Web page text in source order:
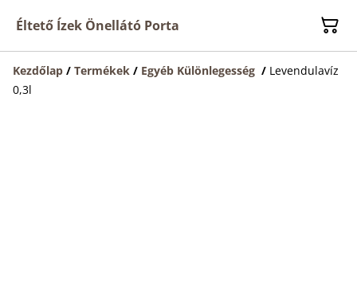
Éltető Ízek Önellátó Porta
Kezdőlap / Termékek / Egyéb Különlegesség / Levendulavíz
0,3l